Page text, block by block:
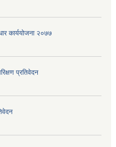
कार्ययोजना २०७७
प्रतिवेदन